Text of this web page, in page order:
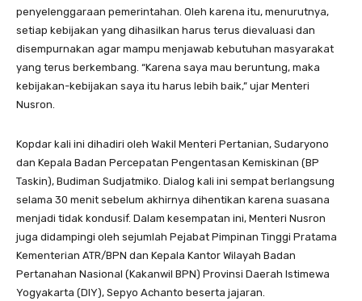
penyelenggaraan pemerintahan. Oleh karena itu, menurutnya,
setiap kebijakan yang dihasilkan harus terus dievaluasi dan
disempurnakan agar mampu menjawab kebutuhan masyarakat
yang terus berkembang. “Karena saya mau beruntung, maka
kebijakan-kebijakan saya itu harus lebih baik,” ujar Menteri
Nusron.
Kopdar kali ini dihadiri oleh Wakil Menteri Pertanian, Sudaryono
dan Kepala Badan Percepatan Pengentasan Kemiskinan (BP
Taskin), Budiman Sudjatmiko. Dialog kali ini sempat berlangsung
selama 30 menit sebelum akhirnya dihentikan karena suasana
menjadi tidak kondusif. Dalam kesempatan ini, Menteri Nusron
juga didampingi oleh sejumlah Pejabat Pimpinan Tinggi Pratama
Kementerian ATR/BPN dan Kepala Kantor Wilayah Badan
Pertanahan Nasional (Kakanwil BPN) Provinsi Daerah Istimewa
Yogyakarta (DIY), Sepyo Achanto beserta jajaran.